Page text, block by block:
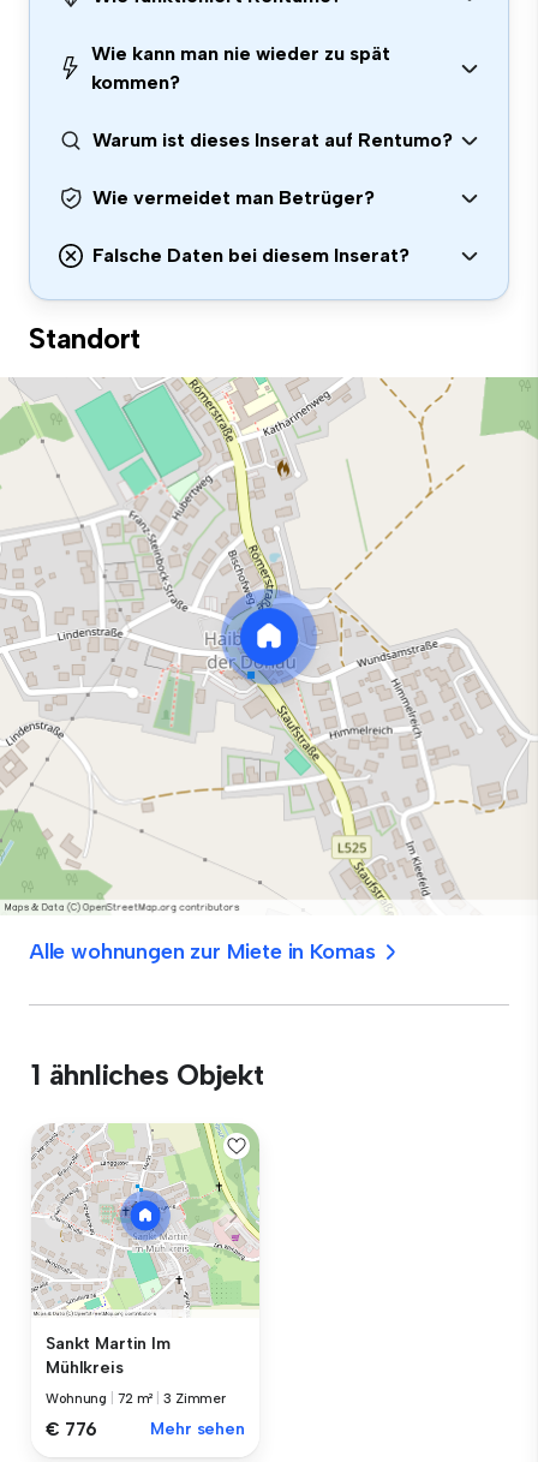
Wie kann man nie wieder zu spät
kommen?
Warum ist dieses Inserat auf Rentumo?
Wie vermeidet man Betrüger?
Falsche Daten bei diesem Inserat?
Standort
Alle wohnungen zur Miete in Komas
1 ähnliches Objekt
Sankt Martin Im
Mühlkreis
Wohnung 72 m² |3 Zimmer
€ 776 Mehr sehen